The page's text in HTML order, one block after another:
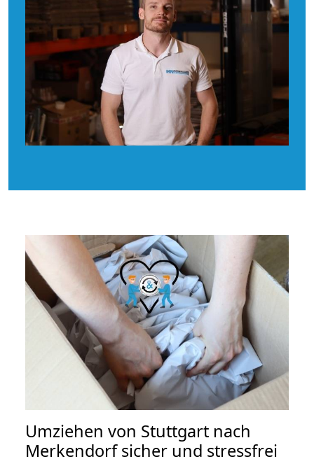
Umziehen von Stuttgart nach
Merkendorfsicher und stressfrei